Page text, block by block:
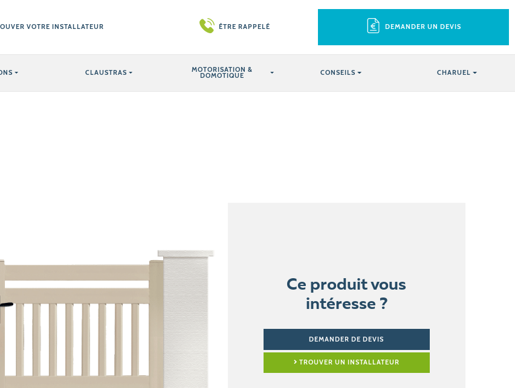
VOTRE INSTALLATEUR ÊTRE RAPPELÉ DEMANDER UN DEVIS
CLAUSTRAS MOTORISATION &
DOMOTIQUE CONSEILS CHARUEL
Ce produit vous
intéresse ?
DEMANDER DE DEVIS
TROUVER UN INSTALLATEUR